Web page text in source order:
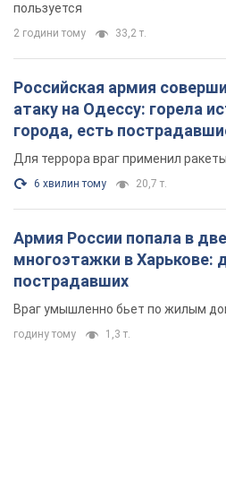
пользуется
2 години тому 33,2 т.
Российская армия
атаку на Одессу: горела
города, есть
Для террора враг применил
6 хвилин тому 20,7 т.
Армия России попала в
многоэтажки в Харькове:
пострадавших
Враг умышленно бьет по жилым
годину тому 1,3 т.